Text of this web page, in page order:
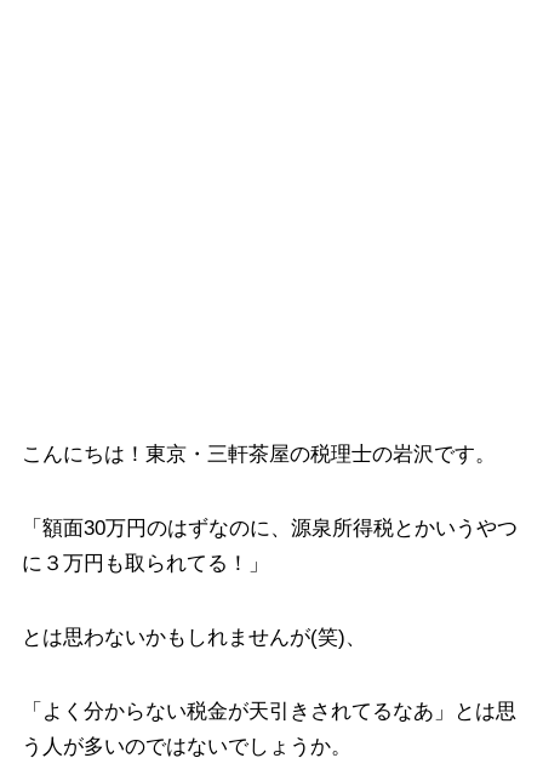
こんにちは！東京・三軒茶屋の税理士の岩沢です。
「額面30万円のはずなのに、源泉所得税とかいうやつ
に３万円も取られてる！」
とは思わないかもしれませんが(笑)、
「よく分からない税金が天引きされてるなあ」とは思
う人が多いのではないでしょうか。